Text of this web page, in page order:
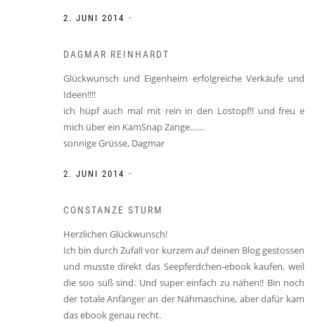
2. JUNI 2014 -
DAGMAR REINHARDT
Glückwunsch und Eigenheim erfolgreiche Verkäufe und
Ideen!!!!
ich hüpf auch mal mit rein in den Lostopf!! und freu e
mich über ein KamSnap Zange……
sonnige Grüsse, Dagmar
2. JUNI 2014 -
CONSTANZE STURM
Herzlichen Glückwunsch!
Ich bin durch Zufall vor kurzem auf deinen Blog gestossen
und musste direkt das Seepferdchen-ebook kaufen, weil
die soo süß sind. Und super einfach zu nähen!! Bin noch
der totale Anfänger an der Nähmaschine, aber dafür kam
das ebook genau recht.